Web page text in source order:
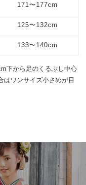
171〜177cm
125〜132cm
133〜140cm
下から足のくるぶし中心
はワンサイズ小さめが目